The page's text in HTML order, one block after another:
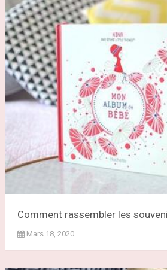
Comment rassembler les
Mars 18, 2020